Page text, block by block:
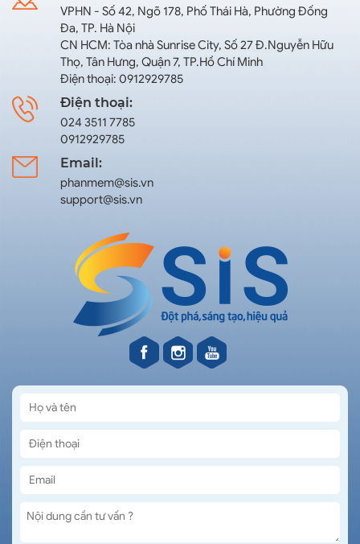
VPHN - Số 42, Ngõ 178, Phố Thái Hà, Phường Đống
Đa, TP. Hà Nội
CN HCM: Tòa nhà Sunrise City, Số 27 Đ.Nguyễn Hữu
Thọ, Tân Hưng, Quận 7, TP.Hồ Chí Minh
Điện thoại: 0912929785
Điện thoại:
024 3511 7785
0912929785
Email:
phanmem@sis.vn
support@sis.vn